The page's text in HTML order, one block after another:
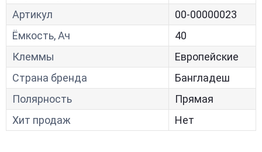
Артикул
00-00000023
Ёмкость, Ач
40
Клеммы
Европейские
Страна бренда
Бангладеш
Полярность
Прямая
Хит продаж
Нет